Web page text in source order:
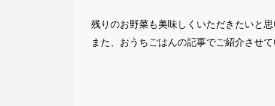
残りのお野菜も美味しくいただきたいと思
また、おうちごはんの記事でご紹介させて